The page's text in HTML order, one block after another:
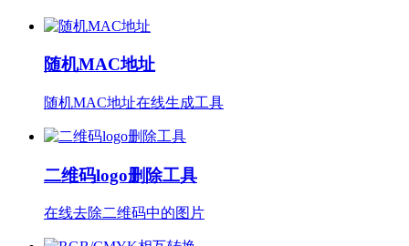
随机MAC地址
随机MAC地址在线生成工具
二维码logo删除工具
在线去除二维码中的图片